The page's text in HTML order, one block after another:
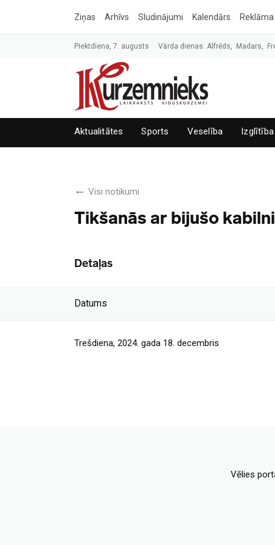
Ziņas Arhīvs Sludinājumi Kalendārs Reklāma
Piektdiena, 7. augusts Vārda dienas: Alfrēds, Madars,
Aktualitātes Sports Veselība Izglītība
Visi notikumi
Tikšanās ar bijušo
Detaļas
Datums
Trešdiena, 2024. gada 18. decembris
Vēlies